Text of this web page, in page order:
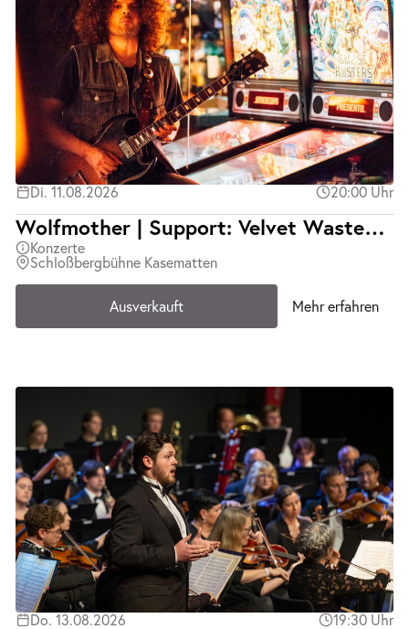
Di. 11.08.2026 20:00 Uhr
Wolfmother | Support: Velvet Wasted | Ausverkauft
Konzerte
Schloßbergbühne Kasematten
Ausverkauft Mehr erfahren
Do. 13.08.2026 19:30 Uhr